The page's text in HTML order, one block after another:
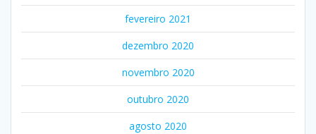
fevereiro 2021
dezembro 2020
novembro 2020
outubro 2020
agosto 2020